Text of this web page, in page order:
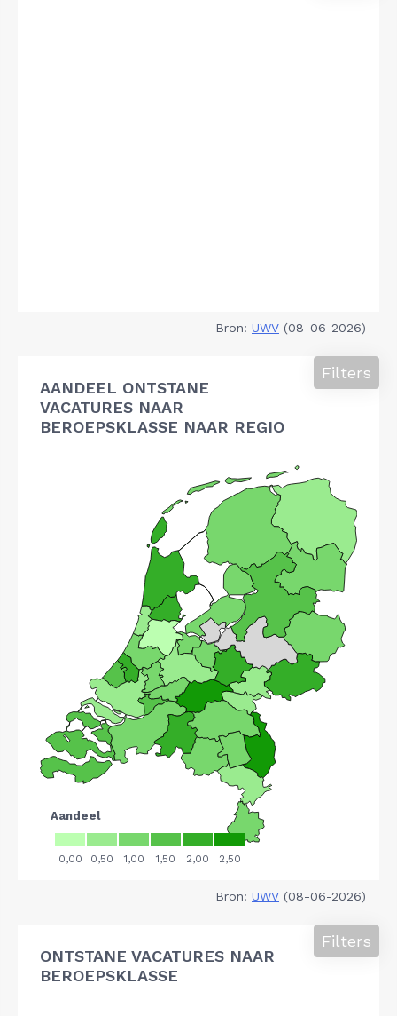
Bron: UWV (08-06-2026)
AANDEEL ONTSTANE
VACATURES NAAR
BEROEPSKLASSE NAAR REGIO
Filters
Bron: UWV (08-06-2026)
ONTSTANE VACATURES NAAR
BEROEPSKLASSE
Filters